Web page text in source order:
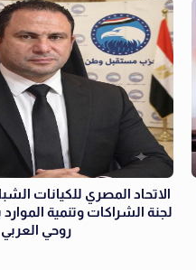
الاتحاد المصري للكيانات
لجنة الشراكات وتنمية
روحي العربي